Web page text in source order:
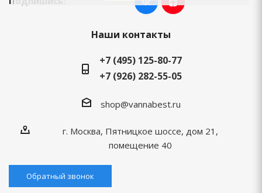
Наши контакты
+7 (495) 125-80-77
+7 (926) 282-55-05
shop@vannabest.ru
г. Москва, Пятницкое шоссе, дом 21,
помещение 40
Обратный звонок